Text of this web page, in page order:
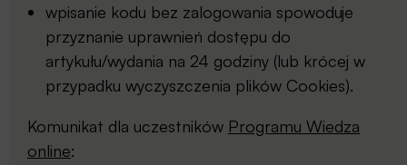
wpisanie kodu bez zalogowania spowoduje
przyznanie uprawnień dostępu do
artykułu/wydania na 24 godziny (lub krócej w
przypadku wyczyszczenia plików Cookies).
Komunikat dla uczestników Programu Wiedza
online: